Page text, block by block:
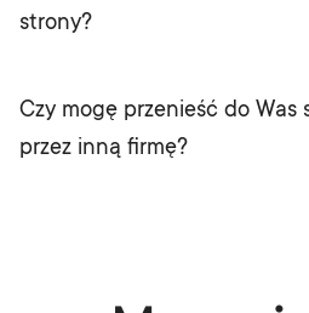
strony?
Czy mogę przenieść do Was
przez inną firmę?